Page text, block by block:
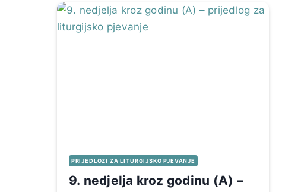
PRIJEDLOZI ZA LITURGIJSKO PJEVANJE
9. nedjelja kroz godinu (A) –